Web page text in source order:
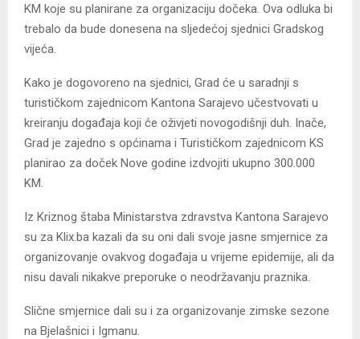
KM koje su planirane za organizaciju dočeka. Ova odluka bi
trebalo da bude donesena na sljedećoj sjednici Gradskog
vijeća.
Kako je dogovoreno na sjednici, Grad će u saradnji s
turističkom zajednicom Kantona Sarajevo učestvovati u
kreiranju događaja koji će oživjeti novogodišnji duh. Inače,
Grad je zajedno s općinama i Turističkom zajednicom KS
planirao za doček Nove godine izdvojiti ukupno 300.000
KM.
Iz Kriznog štaba Ministarstva zdravstva Kantona Sarajevo
su za Klix.ba kazali da su oni dali svoje jasne smjernice za
organizovanje ovakvog događaja u vrijeme epidemije, ali da
nisu davali nikakve preporuke o neodržavanju praznika.
Slične smjernice dali su i za organizovanje zimske sezone
na Bjelašnici i Igmanu.